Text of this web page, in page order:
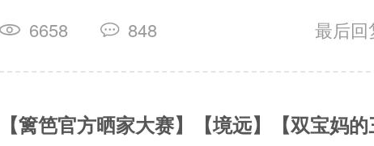
6658 848 最后回
【篱笆官方晒家大赛】【境远】【双宝妈